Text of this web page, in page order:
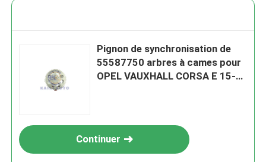
Pignon de synchronisation de
55587750 arbres à cames pour
OPEL VAUXHALL CORSA E 15-
Continuer